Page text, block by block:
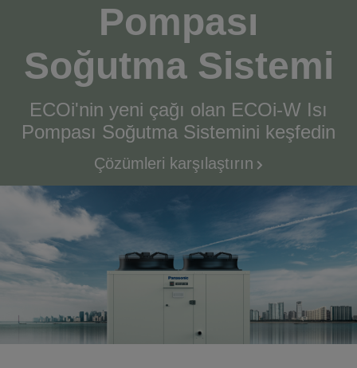
Pompası
Soğutma Sistemi
ECOi'nin yeni çağı olan ECOi-W Isı
Pompası Soğutma Sistemini keşfedin
Çözümleri karşılaştırın